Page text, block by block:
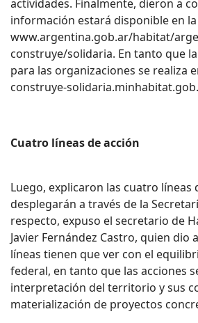
actividades. Finalmente, dieron a
información estará disponible en
www.argentina.gob.ar/habitat/
construye/solidaria. En tanto que
para las organizaciones se realiza
construye-
Cuatro líneas de acción
Luego, explicaron las cuatro líneas
desplegarán a través de la
respecto, expuso el secretario de
Javier Fernández Castro, quien dio
líneas tienen que ver con el
federal, en tanto que las acciones
interpretación del territorio y sus
materialización de proyectos